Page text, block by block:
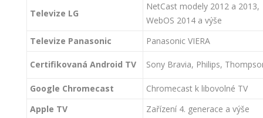
Televize LG
NetCast modely 2012 a 2013,
WebOS 2014 a výše
Televize Panasonic
Panasonic VIERA
Certifikovaná Android TV Sony Bravia, Philips,
Google Chromecast
Chromecast k libovolné TV
Apple TV
Zařízení 4. generace a výše